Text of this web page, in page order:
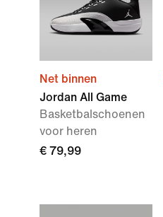
Net binnen
Jordan All Game
Basketbalschoenen
voor heren
€ 79,99